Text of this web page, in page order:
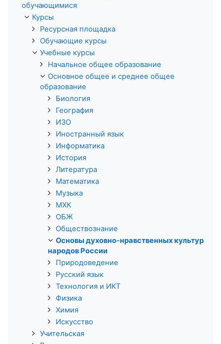
обучающимися
Курсы
Ресурсная площадка
Обучающие курсы
Учебные курсы
Начальное общее образование
Основное общее и среднее общее
образование
Биология
География
ИЗО
Иностранный язык
Информатика
История
Литература
Математика
Музыка
МХК
ОБЖ
Обществознание
Основы духовно-нравственных культур
народов России
Природоведение
Русский язык
Технология и ИКТ
Физика
Химия
Искусство
Учительская